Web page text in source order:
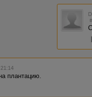
плантацию.